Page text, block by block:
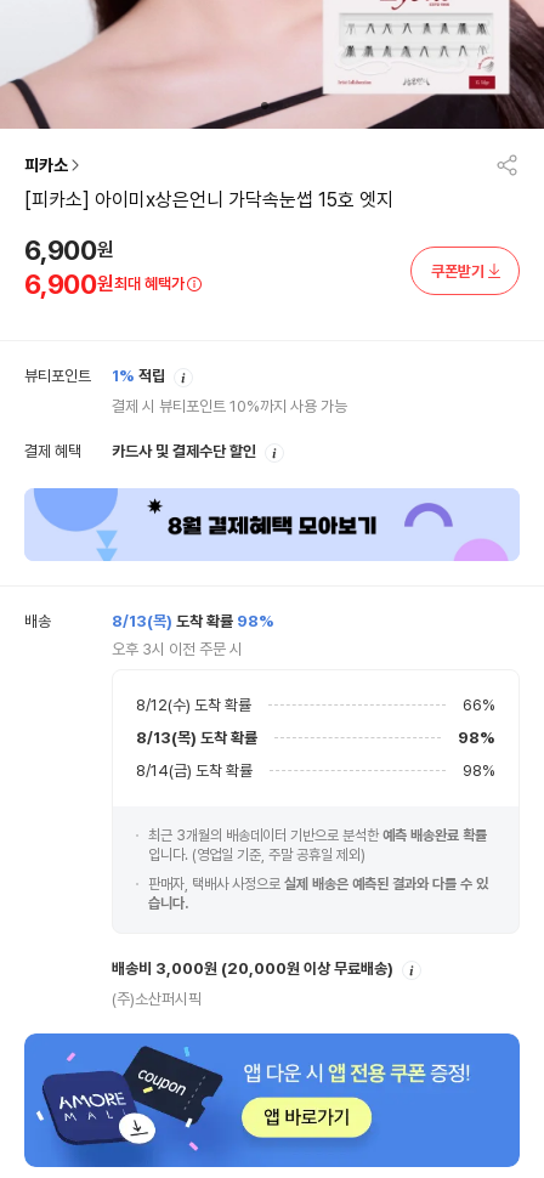
피카소
[피카소] 아이미x상은언니 가닥속눈썹 15호 엣지
6,900원
6,900원최대 혜택가
쿠폰받기
뷰티포인트 1% 적립
결제 시 뷰티포인트 10%까지 사용 가능
결제 혜택 카드사 및 결제수단 할인
배송 8/13(목) 도착 확률 98%
오후 3시 이전 주문 시
8/12(수) 도착 확률 66%
8/13(목) 도착 확률 98%
8/14(금) 도착 확률 98%
최근 3개월의 배송데이터 기반으로 분석한 예측 배송완료 확률
입니다. (영업일 기준, 주말 공휴일 제외)
판매자, 택배사 사정으로 실제 배송은 예측된 결과와 다를 수 있
습니다.
배송비 3,000원 (20,000원 이상 무료배송)
(주)소산퍼시픽